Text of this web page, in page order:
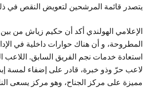
يتصدر قائمة المرشحين لتعويض النقص في
الإعلامي الهولندي أكد أن حكيم زياش من بين
المطروحة، و أن هناك حوارات داخلية في
استعادة خدمات نجم الفريق السابق. اللاعب
لاعب حرّ وذو خبرة، قادر على إضفاء لمسة
مميزة على مركز الجناح، وهو مركز يسعى